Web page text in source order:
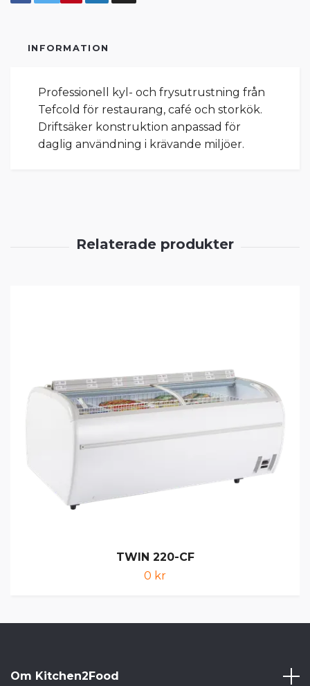
INFORMATION
Professionell kyl- och frysutrustning från
Tefcold för restaurang, café och storkök.
Driftsäker konstruktion anpassad för
daglig användning i krävande miljöer.
TWIN 220-CF
0 kr
Om Kitchen2Food